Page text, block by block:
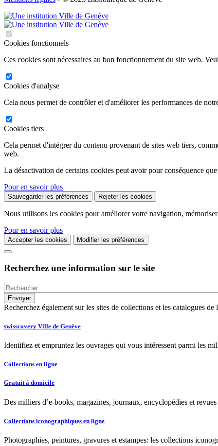
Cookies fonctionnels
Ces cookies sont nécessaires au bon fonctionnement du site web.
Cookies d'analyse
Cela nous permet de contrôler et d'améliorer les performances de
Cookies tiers
Cela permet d'intégrer du contenu provenant de sites web tiers,
web.
La désactivation de certains cookies peut avoir pour conséquence
Pour en savoir plus
Sauvegarder les préférences Rejeter les cookies
Nous utilisons les cookies pour améliorer votre navigation,
Pour en savoir plus
Accepter les cookies Modifier les préférences
Recherchez une information sur le site
Recherchez également sur les sites de collections et les catalogues
swisscovery Ville de Genève
Identifiez et empruntez les ouvrages qui vous intéressent parmi les
Collections en ligne
Gratuit à domicile
Des milliers d’e-books, magazines, journaux, encyclopédies et
Collections iconographiques en ligne
Photographies, peintures, gravures et estampes: les collections